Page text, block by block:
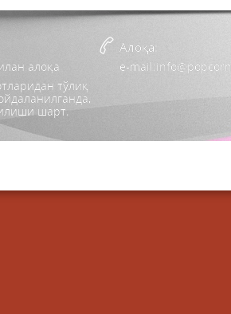
алоқа
тўлиқ
шарт.
Алоқа:
e-